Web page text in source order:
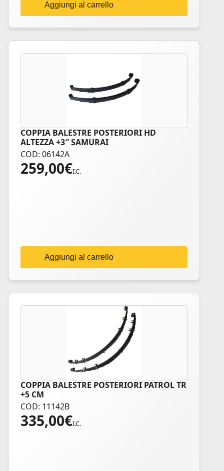
Aggiungi al carrello
COPPIA BALESTRE POSTERIORI HD
ALTEZZA +3″ SAMURAI
COD: 06142A
259,00€I.C.
Aggiungi al carrello
COPPIA BALESTRE POSTERIORI PATROL TR
+5 CM
COD: 11142B
335,00€I.C.